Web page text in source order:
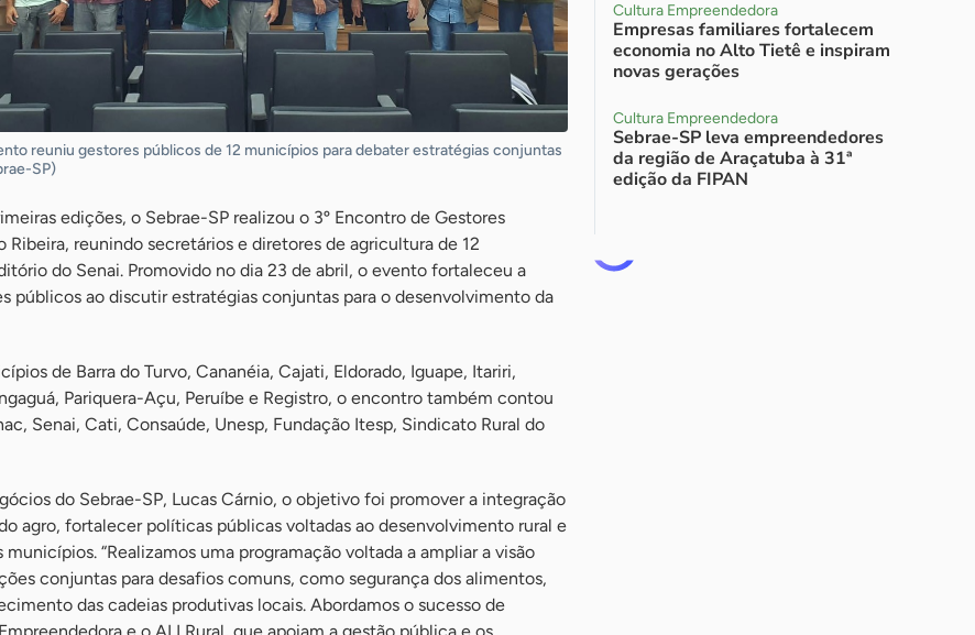
reuniu gestores públicos de 12 municípios para debater estratégias conjuntas
SP)
edições, o Sebrae-SP realizou o 3º Encontro de Gestores
Ribeira, reunindo secretários e diretores de agricultura de 12
do Senai. Promovido no dia 23 de abril, o evento fortaleceu a
públicos ao discutir estratégias conjuntas para o desenvolvimento da
de Barra do Turvo, Cananéia, Cajati, Eldorado, Iguape, Itariri,
Pariquera-Açu, Peruíbe e Registro, o encontro também contou
Senai, Cati, Consaúde, Unesp, Fundação Itesp, Sindicato Rural do
do Sebrae-SP, Lucas Cárnio, o objetivo foi promover a integração
agro, fortalecer políticas públicas voltadas ao desenvolvimento rural e
“Realizamos uma programação voltada a ampliar a visão
conjuntas para desafios comuns, como segurança dos alimentos,
das cadeias produtivas locais. Abordamos o sucesso de
Cultura Empreendedora
Empresas familiares fortalecem
economia no Alto Tietê e inspiram
novas gerações
Cultura Empreendedora
Sebrae-SP leva empreendedores
da região de Araçatuba à 31ª
edição da FIPAN